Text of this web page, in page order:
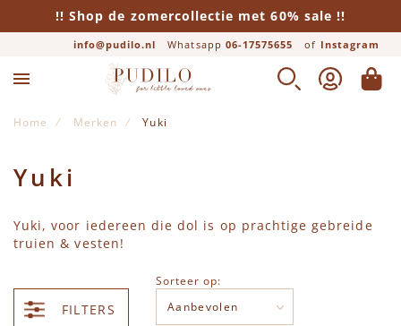
!! Shop de zomercollectie met 60% sale !!
info@pudilo.nl Whatsapp 06-17575655 of Instagram
ZOEK ACCOUNT
Home Merken Yuki
Yuki
Yuki, voor iedereen die dol is op prachtige gebreide
truien & vesten!
FILTERS
Sorteer op: